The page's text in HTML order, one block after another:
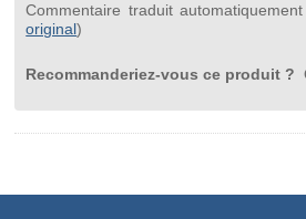
Commentaire traduit
original)
Recommanderiez-vous ce produit ?